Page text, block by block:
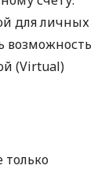
для личных
возможность
(Virtual)